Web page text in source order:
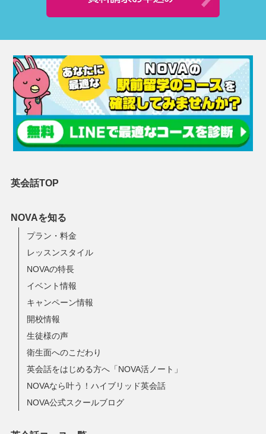
英会話TOP
NOVAを知る
プラン・料金
レッスンスタイル
NOVAの特長
イベント情報
キャンペーン情報
開校情報
生徒様の声
衛生面へのこだわり
英会話をはじめる方へ「NOVA活ノート」
NOVAなら叶う！ハイブリッド英会話
NOVA公式スクールブログ